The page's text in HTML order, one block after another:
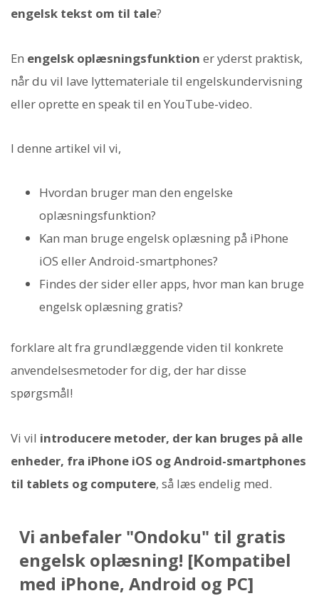
engelsk tekst om til tale?
En engelsk oplæsningsfunktion er yderst praktisk,
når du vil lave lyttemateriale til engelskundervisning
eller oprette en speak til en YouTube-video.
I denne artikel vil vi,
Hvordan bruger man den engelske
oplæsningsfunktion?
Kan man bruge engelsk oplæsning på iPhone
iOS eller Android-smartphones?
Findes der sider eller apps, hvor man kan bruge
engelsk oplæsning gratis?
forklare alt fra grundlæggende viden til konkrete
anvendelsesmetoder for dig, der har disse
spørgsmål!
Vi vil introducere metoder, der kan bruges på alle
enheder, fra iPhone iOS og Android-smartphones
til tablets og computere, så læs endelig med.
Vi anbefaler "Ondoku" til gratis
engelsk oplæsning! [Kompatibel
med iPhone, Android og PC]